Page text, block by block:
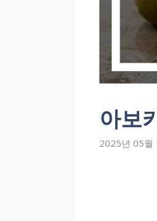
아보
2025년 05월